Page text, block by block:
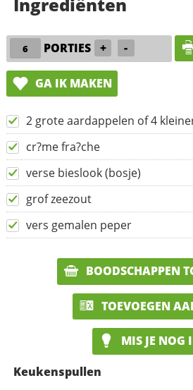
PORTIES + -
GA IK MAKEN
2 grote aardappelen of 4
cr?me fra?che
verse bieslook (bosje)
grof zeezout
vers gemalen peper
BOODSCHAPPEN
TOEVOEGEN
MIS JE NOG
Keukenspullen